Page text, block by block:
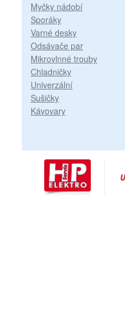
Myčky nádobí
Sporáky
Varné desky
Odsávače par
Mikrovlnné trouby
Chladničky
Univerzální
Sušičky
Kávovary